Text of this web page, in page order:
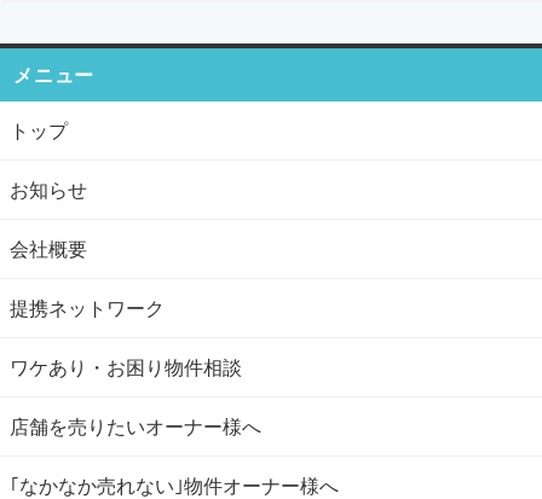
メニュー
トップ
お知らせ
会社概要
提携ネットワーク
ワケあり・お困り物件相談
店舗を売りたいオーナー様へ
｢なかなか売れない｣物件オーナー様へ